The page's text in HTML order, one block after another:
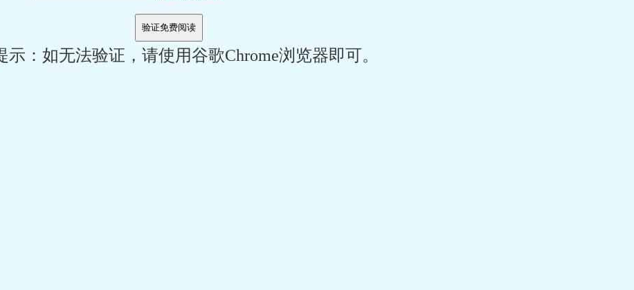
示：如无法验证，请使用谷歌Chrome浏览器即可。